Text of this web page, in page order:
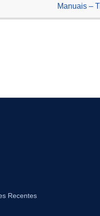
Manuais –
Recentes